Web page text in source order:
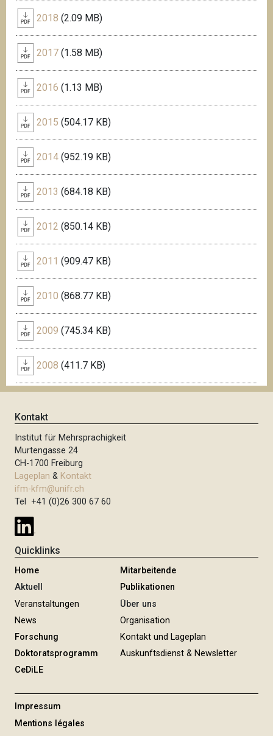
2018 (2.09 MB)
2017 (1.58 MB)
2016 (1.13 MB)
2015 (504.17 KB)
2014 (952.19 KB)
2013 (684.18 KB)
2012 (850.14 KB)
2011 (909.47 KB)
2010 (868.77 KB)
2009 (745.34 KB)
2008 (411.7 KB)
Kontakt
Institut für Mehrsprachigkeit
Murtengasse 24
CH-1700 Freiburg
Lageplan & Kontakt
ifm-kfm@unifr.ch
Tel +41 (0)26 300 67 60
Quicklinks
Home
Aktuell
Veranstaltungen
News
Forschung
Doktoratsprogramm
CeDiLE
Mitarbeitende
Publikationen
Über uns
Organisation
Kontakt und Lageplan
Auskunftsdienst & Newsletter
Impressum
Mentions légales